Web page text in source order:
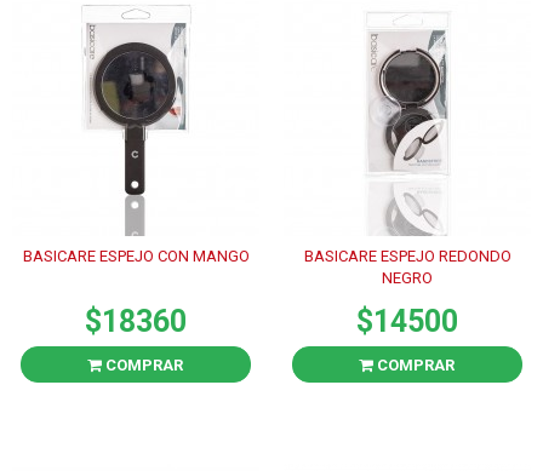
BASICARE ESPEJO CON MANGO
$18360
COMPRAR
BASICARE ESPEJO REDONDO
NEGRO
$14500
COMPRAR